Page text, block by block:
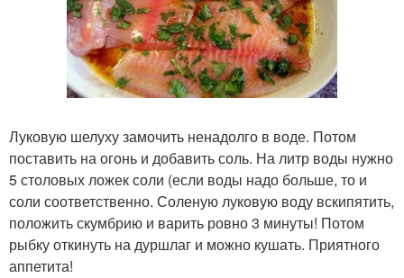
Луковую шелуху замочить ненадолго в воде. Потом
поставить на огонь и добавить соль. На литр воды нужно
5 столовых ложек соли (если воды надо больше, то и
соли соответственно. Соленую луковую воду вскипятить,
положить скумбрию и варить ровно 3 минуты! Потом
рыбку откинуть на дуршлаг и можно кушать. Приятного
аппетита!